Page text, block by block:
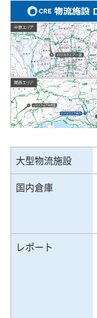
大型物流施設
国内倉庫
レポート